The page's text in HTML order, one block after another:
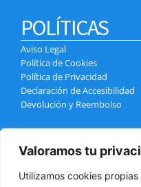
Valoramos tu
Utilizamos cookies
POLÍTICAS
Aviso Legal
Política de Cookies
Política de Privacidad
Declaración de Accesibilidad
Devolución y Reembolso
CONTACTO
Calle el Pozo, 4, 38400 Puerto
info@tenerifexcursiones.com